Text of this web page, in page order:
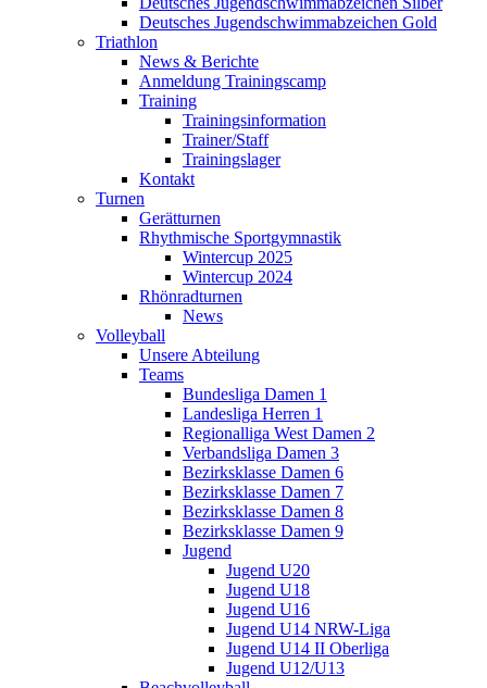
Deutsches Jugendschwimmabzeichen Gold
Triathlon
News & Berichte
Anmeldung Trainingscamp
Training
Trainingsinformation
Trainer/Staff
Trainingslager
Kontakt
Turnen
Gerätturnen
Rhythmische Sportgymnastik
Wintercup 2025
Wintercup 2024
Rhönradturnen
News
Volleyball
Unsere Abteilung
Teams
Bundesliga Damen 1
Landesliga Herren 1
Regionalliga West Damen 2
Verbandsliga Damen 3
Bezirksklasse Damen 6
Bezirksklasse Damen 7
Bezirksklasse Damen 8
Bezirksklasse Damen 9
Jugend
Jugend U20
Jugend U18
Jugend U16
Jugend U14 NRW-Liga
Jugend U14 II Oberliga
Jugend U12/U13